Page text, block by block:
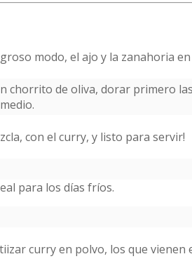
modo, el ajo y la zanahoria
chorrito de oliva, dorar primero
con el curry, y listo para servir!
para los días fríos.
curry en polvo, los que vienen